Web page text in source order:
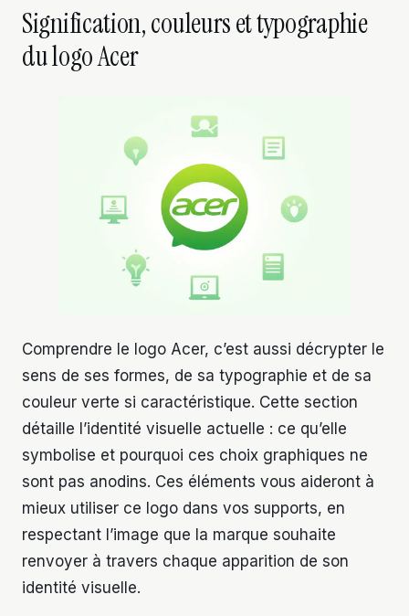
Signification, couleurs et typographie
du logo Acer
Comprendre le logo Acer, c’est aussi décrypter le
sens de ses formes, de sa typographie et de sa
couleur verte si caractéristique. Cette section
détaille l’identité visuelle actuelle : ce qu’elle
symbolise et pourquoi ces choix graphiques ne
sont pas anodins. Ces éléments vous aideront à
mieux utiliser ce logo dans vos supports, en
respectant l’image que la marque souhaite
renvoyer à travers chaque apparition de son
identité visuelle.